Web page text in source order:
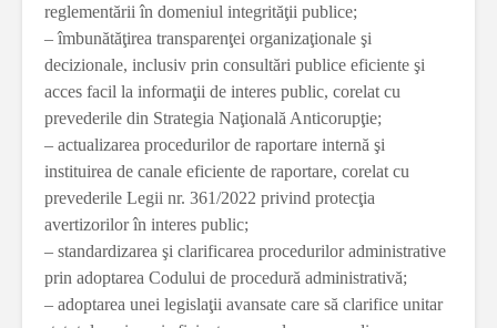
reglementării în domeniul integrităţii publice;
– îmbunătăţirea transparenţei organizaţionale şi
decizionale, inclusiv prin consultări publice eficiente şi
acces facil la informaţii de interes public, corelat cu
prevederile din Strategia Naţională Anticorupţie;
– actualizarea procedurilor de raportare internă şi
instituirea de canale eficiente de raportare, corelat cu
prevederile Legii nr. 361/2022 privind protecţia
avertizorilor în interes public;
– standardizarea şi clarificarea procedurilor administrative
prin adoptarea Codului de procedură administrativă;
– adoptarea unei legislaţii avansate care să clarifice unitar